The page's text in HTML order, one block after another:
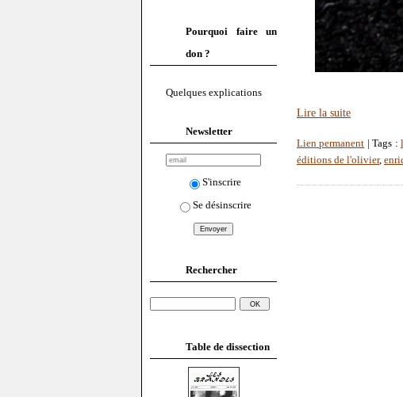
Pourquoi faire un
don ?
Quelques explications
Newsletter
S'inscrire
Se désinscrire
Rechercher
Table de dissection
Lire la suite
Lien permanent | Tags :
éditions de l'olivier,